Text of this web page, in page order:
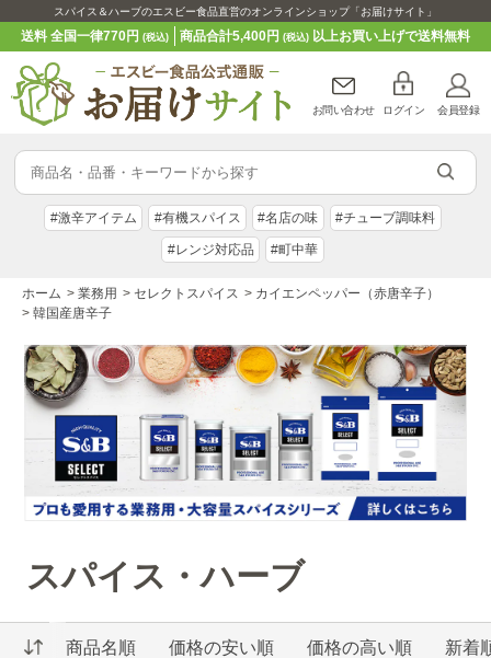
スパイス＆ハーブのエスビー食品直営のオンラインショップ「お届けサイト」
送料 全国一律770円(税込) 商品合計5,400円 (税込)以上お買い上げで送料無料
お問い合わせ ログイン 会員登録
#激辛アイテム #有機スパイス #名店の味 #チューブ調味料
#レンジ対応品 #町中華
ホーム > 業務用 > セレクトスパイス > カイエンペッパー（赤唐辛子）
> 韓国産唐辛子
スパイス・ハーブ
商品名順 価格の安い順 価格の高い順 新着